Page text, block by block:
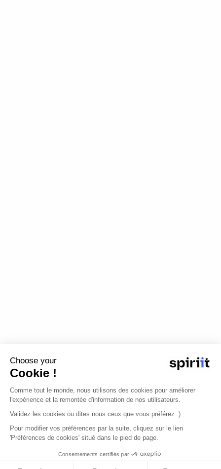
Choose your
Cookie !
Comme tout le monde, nous utilisons des cookies pour améliorer
l'expérience et la remontée d'information de nos utilisateurs.
Validez les cookies ou dites nous ceux que vous préférez :)
Pour modifier vos préférences par la suite, cliquez sur le lien
'Préférences de cookies' situé dans le pied de page.
Consentements certifiés par